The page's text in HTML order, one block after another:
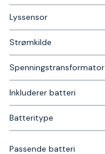
Lyssensor
Strømkilde
Spenningstransformator
Inkluderer batteri
Batteritype
Passende batteri